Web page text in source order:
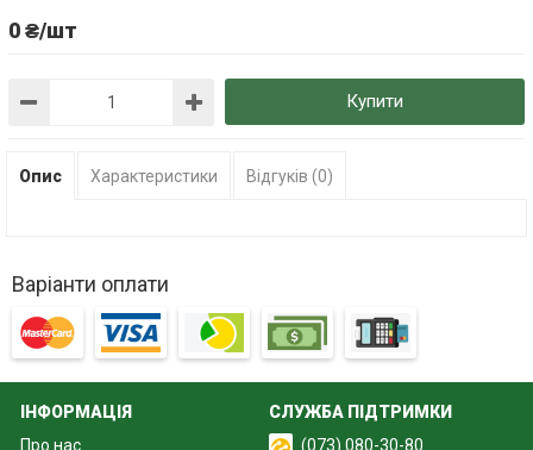
0 ₴/шт
Купити
Опис Характеристики Відгуків (0)
Варіанти оплати
ІНФОРМАЦІЯ
Про нас
СЛУЖБА ПІДТРИМКИ
(073) 080-30-80